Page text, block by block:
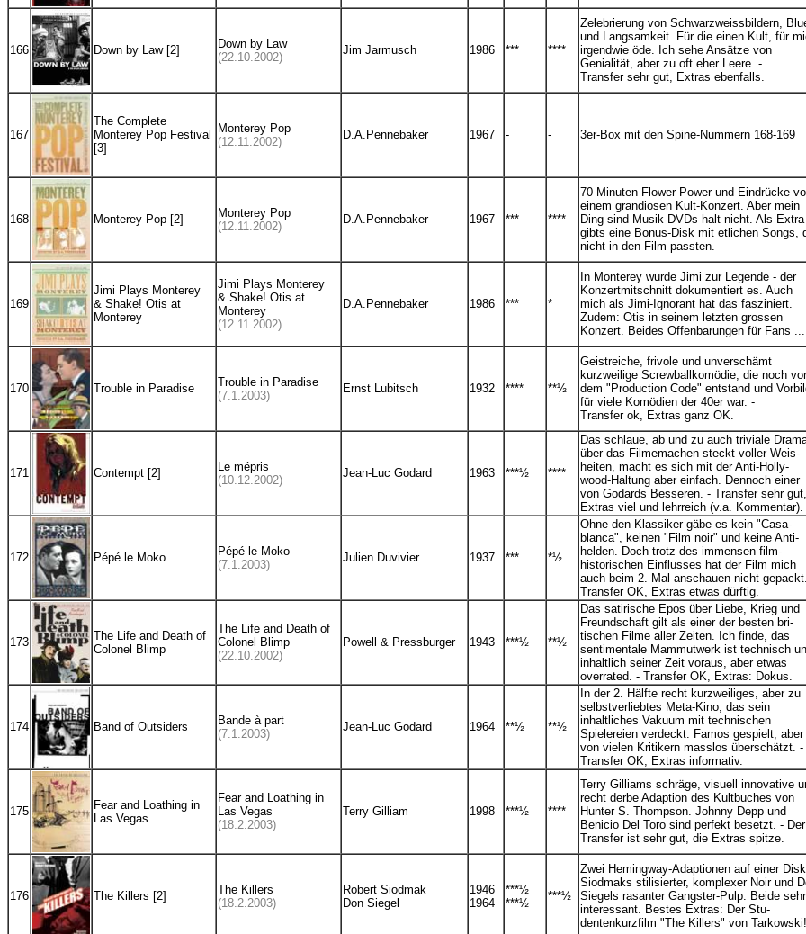
166 Down by Law [2]
Down by Law
(22.10.2002)
Jim Jarmusch 1986 *** ****
Zelebrierung von Schwarzweissbildern,
und Langsamkeit. Für die einen Kult, für
irgendwie öde. Ich sehe Ansätze von
Genialität, aber zu oft eher Leere. -
Transfer sehr gut, Extras ebenfalls.
167
The Complete
Monterey Pop Festival
[3]
Monterey Pop
(12.11.2002)
D.A.Pennebaker 1967 - - 3er-Box mit den Spine-Nummern 168-169
168 Monterey Pop [2]
Monterey Pop
(12.11.2002)
D.A.Pennebaker 1967 *** ****
70 Minuten Flower Power und Eindrücke
einem grandiosen Kult-Konzert. Aber mein
Ding sind Musik-DVDs halt nicht. Als Extra
gibts eine Bonus-Disk mit etlichen Songs,
nicht in den Film passten.
169
Jimi Plays Monterey
& Shake! Otis at
Monterey
Jimi Plays Monterey
& Shake! Otis at
Monterey
(12.11.2002)
D.A.Pennebaker 1986 *** *
In Monterey wurde Jimi zur Legende - der
Konzertmitschnitt dokumentiert es. Auch
mich als Jimi-Ignorant hat das fasziniert.
Zudem: Otis in seinem letzten grossen
Konzert. Beides Offenbarungen für Fans ...
170 Trouble in Paradise
Trouble in Paradise
(7.1.2003)
Ernst Lubitsch 1932 **** **½
Geistreiche, frivole und unverschämt
kurzweilige Screwballkomödie, die noch vor
dem "Production Code" entstand und
für viele Komödien der 40er war. -
Transfer ok, Extras ganz OK.
171 Contempt [2]
Le mépris
(10.12.2002)
Jean-Luc Godard 1963 ***½ ****
Das schlaue, ab und zu auch triviale
über das Filmemachen steckt voller Weis-
heiten, macht es sich mit der Anti-Holly-
wood-Haltung aber einfach. Dennoch einer
von Godards Besseren. - Transfer sehr gut,
Extras viel und lehrreich (v.a. Kommentar).
172 Pépé le Moko
Pépé le Moko
(7.1.2003)
Julien Duvivier 1937 *** *½
Ohne den Klassiker gäbe es kein "Casa-
blanca", keinen "Film noir" und keine Anti-
helden. Doch trotz des immensen film-
historischen Einflusses hat der Film mich
auch beim 2. Mal anschauen nicht
Transfer OK, Extras etwas dürftig.
173
The Life and Death of
Colonel Blimp
The Life and Death of
Colonel Blimp
(22.10.2002)
Powell & Pressburger 1943 ***½ **½
Das satirische Epos über Liebe, Krieg und
Freundschaft gilt als einer der besten bri-
tischen Filme aller Zeiten. Ich finde, das
sentimentale Mammutwerk ist technisch
inhaltlich seiner Zeit voraus, aber etwas
overrated. - Transfer OK, Extras: Dokus.
174 Band of Outsiders
Bande à part
(7.1.2003)
Jean-Luc Godard 1964 **½ **½
In der 2. Hälfte recht kurzweiliges, aber zu
selbstverliebtes Meta-Kino, das sein
inhaltliches Vakuum mit technischen
Spielereien verdeckt. Famos gespielt, aber
von vielen Kritikern masslos überschätzt. -
Transfer OK, Extras informativ.
175
Fear and Loathing in
Las Vegas
Fear and Loathing in
Las Vegas
(18.2.2003)
Terry Gilliam 1998 ***½ ****
Terry Gilliams schräge, visuell innovative
recht derbe Adaption des Kultbuches von
Hunter S. Thompson. Johnny Depp und
Benicio Del Toro sind perfekt besetzt. - Der
Transfer ist sehr gut, die Extras spitze.
176 The Killers [2]
The Killers
(18.2.2003)
Robert Siodmak
Don Siegel
1946
1964
***½
***½
***½
Zwei Hemingway-Adaptionen auf einer
Siodmaks stilisierter, komplexer Noir und
Siegels rasanter Gangster-Pulp. Beide sehr
interessant. Bestes Extras: Der Stu-
dentenkurzfilm "The Killers" von Tarkowski!